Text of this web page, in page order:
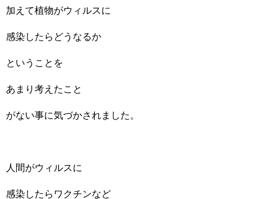
加えて植物がウィルスに
感染したらどうなるか
ということを
あまり考えたこと
がない事に気づかされました。
人間がウィルスに
感染したらワクチンなど